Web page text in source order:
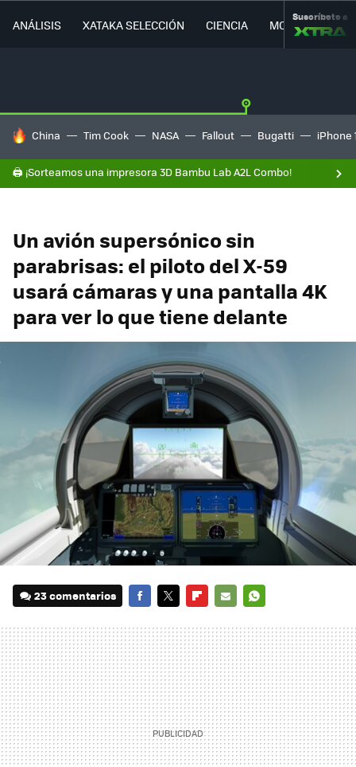
ANÁLISIS XATAKA SELECCIÓN CIENCIA MOVILIDAD
Suscríbete a
HOY SE HABLA DE
China Tim Cook NASA Fallout Bugatti iPhone
🖨️ ¡Sorteamos una impresora 3D Bambu Lab A2L Combo!
Un avión supersónico sin
parabrisas: el piloto del X-59
usará cámaras y una pantalla 4K
para ver lo que tiene delante
23 comentarios
MAIL